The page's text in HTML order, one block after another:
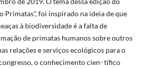
Primatas”, foi inspirado na ideia de que
à biodiversidade é a falta de
de primatas humanos sobre outros
relações e serviços ecológicos para o
o conhecimento cien- tífico